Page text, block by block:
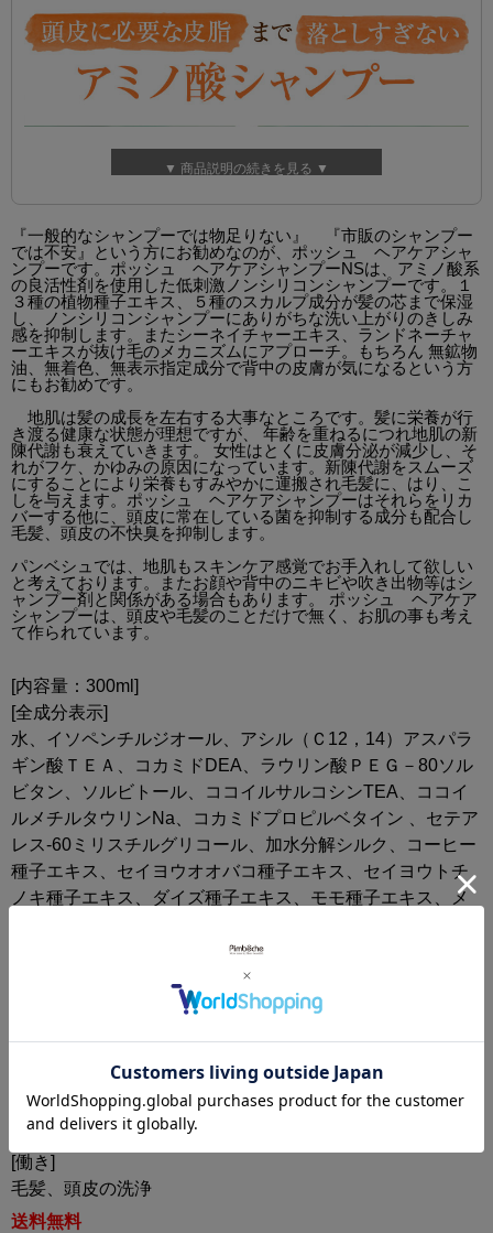
▼ 商品説明の続きを見る ▼
『一般的なシャンプーでは物足りない』 『市販のシャンプー
では不安』という方にお勧めなのが、ポッシュ ヘアケアシャ
ンプーです。ポッシュ ヘアケアシャンプーNSは、アミノ酸系
の良活性剤を使用した低刺激ノンシリコンシャンプーです。１
３種の植物種子エキス、５種のスカルプ成分が髪の芯まで保湿
し、ノンシリコンシャンプーにありがちな洗い上がりのきしみ
感を抑制します。またシーネイチャーエキス、ランドネーチャ
ーエキスが抜け毛のメカニズムにアプローチ。もちろん 無鉱物
油、無着色、無表示指定成分で背中の皮膚が気になるという方
にもお勧めです。
地肌は髪の成長を左右する大事なところです。髪に栄養が行
き渡る健康な状態が理想ですが、 年齢を重ねるにつれ地肌の新
陳代謝も衰えていきます。 女性はとくに皮膚分泌が減少し、そ
れがフケ、かゆみの原因になっています。新陳代謝をスムーズ
にすることにより栄養もすみやかに運搬され毛髪に、はり、こ
しを与えます。ポッシュ ヘアケアシャンプーはそれらをリカ
バーする他に、頭皮に常在している菌を抑制する成分も配合し
毛髪、頭皮の不快臭を抑制します。
パンベシュでは、地肌もスキンケア感覚でお手入れして欲しい
と考えております。またお顔や背中のニキビや吹き出物等はシ
ャンプー剤と関係がある場合もあります。 ポッシュ ヘアケア
シャンプーは、頭皮や毛髪のことだけで無く、お肌の事も考え
て作られています。
[内容量：300ml]
[全成分表示]
水、イソペンチルジオール、アシル（Ｃ12，14）アスパラ
ギン酸ＴＥＡ、コカミドDEA、ラウリン酸ＰＥＧ－80ソル
ビタン、ソルビトール、ココイルサルコシンTEA、ココイ
ルメチルタウリンNa、コカミドプロピルベタイン 、セテア
レス-60ミリスチルグリコール、加水分解シルク、コーヒー
種子エキス、セイヨウオオバコ種子エキス、セイヨウトチ
ノキ種子エキス、ダイズ種子エキス、モモ種子エキス、メ
子エキス、アセロラ種子エキス、ツバキ種子エキス、ワサ
ビノキ種子エキス、ユズ種子エキス、リュウガン種子エキ
ス、モウソウチクたけのこ皮エキス、褐藻エキス、アマモ
タニウム-10、BG、グリセリン、エタノール、三リン酸
5Na、クエン酸、フェノキシエタノール
[働き]
毛髪、頭皮の洗浄
送料無料